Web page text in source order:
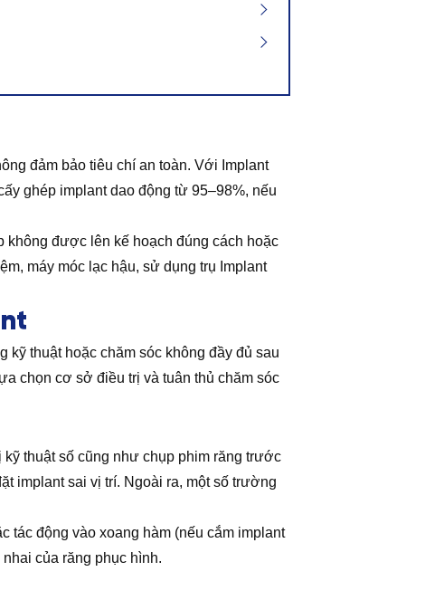
đảm bảo tiêu chí an toàn. Với Implant
ghép implant dao động từ 95–98%, nếu
không được lên kế hoạch đúng cách hoặc
máy móc lạc hậu, sử dụng trụ Implant
kỹ thuật hoặc chăm sóc không đầy đủ sau
chọn cơ sở điều trị và tuân thủ chăm sóc
thuật số cũng như chụp phim răng trước
implant sai vị trí. Ngoài ra, một số trường
tác động vào xoang hàm (nếu cắm implant
của răng phục hình.